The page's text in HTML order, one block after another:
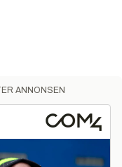
ANNONSEN